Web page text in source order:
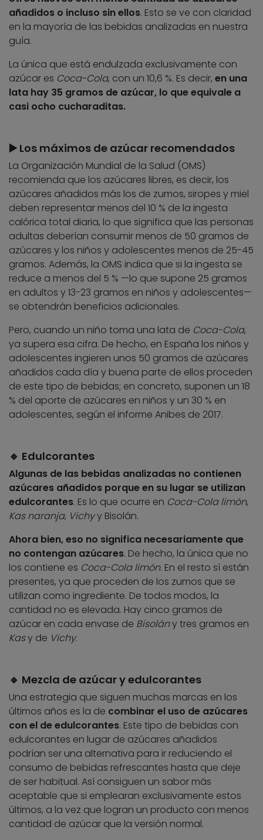
añadidos o incluso sin ellos. Esto se ve con claridad
en la mayoría de las bebidas analizadas en nuestra
guía.
La única que está endulzada exclusivamente con
azúcar es Coca-Cola, con un 10,6 %. Es decir, en una
lata hay 35 gramos de azúcar, lo que equivale a
casi ocho cucharaditas.
▶️ Los máximos de azúcar recomendados
La Organización Mundial de la Salud (OMS)
recomienda que los azúcares libres, es decir, los
azúcares añadidos más los de zumos, siropes y miel
deben representar menos del 10 % de la ingesta
calórica total diaria, lo que significa que las personas
adultas deberían consumir menos de 50 gramos de
azúcares y los niños y adolescentes menos de 25-45
gramos. Además, la OMS indica que si la ingesta se
reduce a menos del 5 % —lo que supone 25 gramos
en adultos y 13-23 gramos en niños y adolescentes—
se obtendrán beneficios adicionales.
Pero, cuando un niño toma una lata de Coca-Cola,
ya supera esa cifra. De hecho, en España los niños y
adolescentes ingieren unos 50 gramos de azúcares
añadidos cada día y buena parte de ellos proceden
de este tipo de bebidas; en concreto, suponen un 18
% del aporte de azúcares en niños y un 30 % en
adolescentes, según el informe Anibes de 2017.
🔹 Edulcorantes
Algunas de las bebidas analizadas no contienen
azúcares añadidos porque en su lugar se utilizan
edulcorantes. Es lo que ocurre en Coca-Cola limón,
Kas naranja, Vichyy Bisolán.
Ahora bien, eso no significa necesariamente que
no contengan azúcares. De hecho, la única que no
los contiene es Coca-Cola limón. En el resto sí están
presentes, ya que proceden de los zumos que se
utilizan como ingrediente. De todos modos, la
cantidad no es elevada. Hay cinco gramos de
azúcar en cada envase de Bisolány tres gramos en
Kasy de Vichy.
🔹 Mezcla de azúcar y edulcorantes
Una estrategia que siguen muchas marcas en los
últimos años es la de combinar el uso de azúcares
con el de edulcorantes. Este tipo de bebidas con
edulcorantes en lugar de azúcares añadidos
podrían ser una alternativa para ir reduciendo el
consumo de bebidas refrescantes hasta que deje
de ser habitual. Así consiguen un sabor más
aceptable que si emplearan exclusivamente estos
últimos, a la vez que logran un producto con menos
cantidad de azúcar que la versión normal.